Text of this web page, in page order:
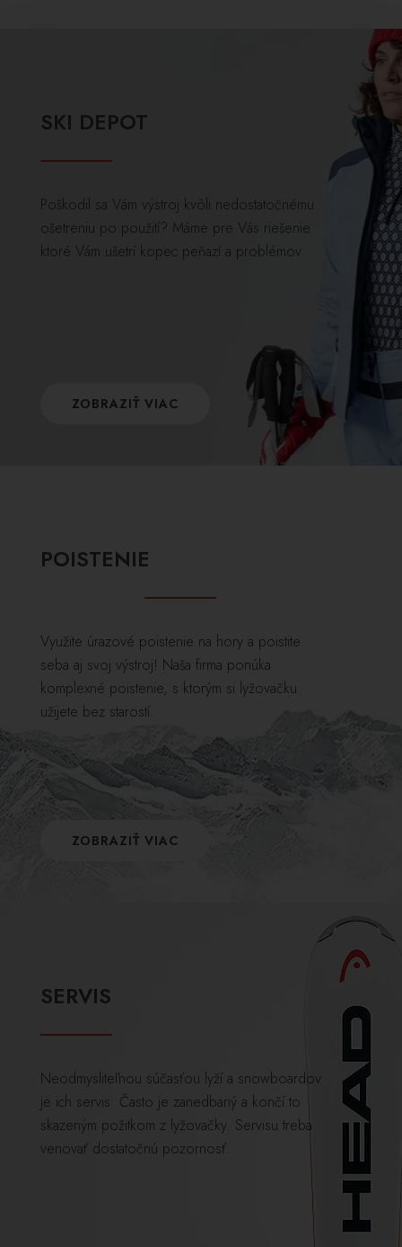
SKI DEPOT
Poškodil sa Vám výstroj kvôli nedostatočnému
ošetreniu po použití? Máme pre Vás riešenie
ktoré Vám ušetrí kopec peňazí a problémov.
ZOBRAZIŤ VIAC
POISTENIE
Využite úrazové poistenie na hory a poistite
seba aj svoj výstroj! Naša firma ponúka
komplexné poistenie, s ktorým si lyžovačku
užijete bez starostí.
ZOBRAZIŤ VIAC
SERVIS
Neodmysliteľnou súčasťou lyží a snowboardov
je ich servis. Často je zanedbaný a končí to
skazeným požitkom z lyžovačky. Servisu treba
venovať dostatočnú pozornosť.